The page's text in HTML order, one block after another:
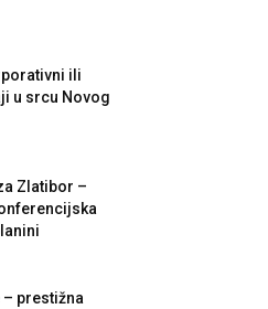
ili
u srcu Novog
Zlatibor –
prestižna